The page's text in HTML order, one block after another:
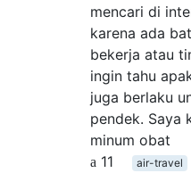
mencari di
karena ada
bekerja atau
ingin tahu
juga berlaku
pendek. Saya
minum obat
11
air-travel